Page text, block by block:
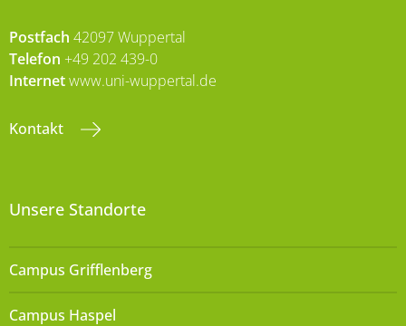
Postfach 42097 Wuppertal
Telefon +49 202 439-0
Internetwww.uni-wuppertal.de
Kontakt
Unsere Standorte
Campus Grifflenberg
Campus Haspel